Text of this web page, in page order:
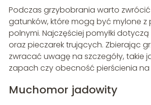
Podczas grzybobrania warto
gatunków, które mogą być mylone z
polnymi. Najczęściej pomyłki
oraz pieczarek trujących. Zbierając
zwracać uwagę na szczegóły, takie
zapach czy obecność pierścienia na
Muchomor jadowity